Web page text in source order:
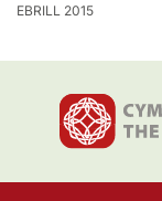
EBRILL 2015